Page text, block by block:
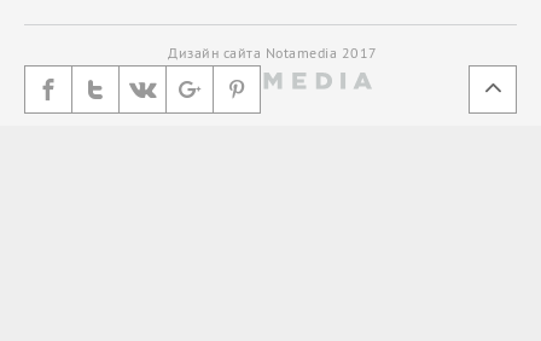
Дизайн сайта Notamedia 2017